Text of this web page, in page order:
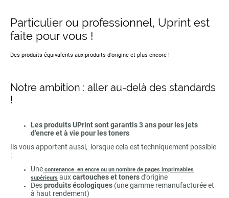
Particulier ou professionnel, Uprint est
faite pour vous !
Des produits équivalents aux produits d'origine et plus encore !
Notre ambition : aller au-delà des standards
!
Les produits UPrint sont garantis 3 ans pour les jets
d'encre et à vie pour les toners
Ils vous apportent aussi, lorsque cela est techniquement possible
:
Une contenance en encre ou un nombre de pages imprimables
supérieurs auxcartouches et tonersd’origine
Desproduits écologiques (une gamme remanufacturée et
à haut rendement)